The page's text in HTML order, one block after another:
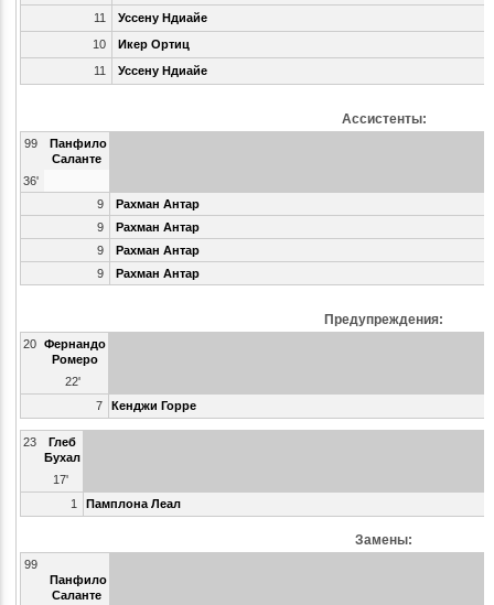
11
Уссену Ндиайе
10
Икер Ортиц
11
Уссену Ндиайе
Ассистенты:
99
Панфило
Саланте
36'
9
Рахман Антар
9
Рахман Антар
9
Рахман Антар
9
Рахман Антар
Предупреждения:
20 Фернандо
Ромеро
22'
7
Кенджи Горре
23
Глеб
Бухал
17'
1
Памплона Леал
Замены:
99
Панфило
Саланте